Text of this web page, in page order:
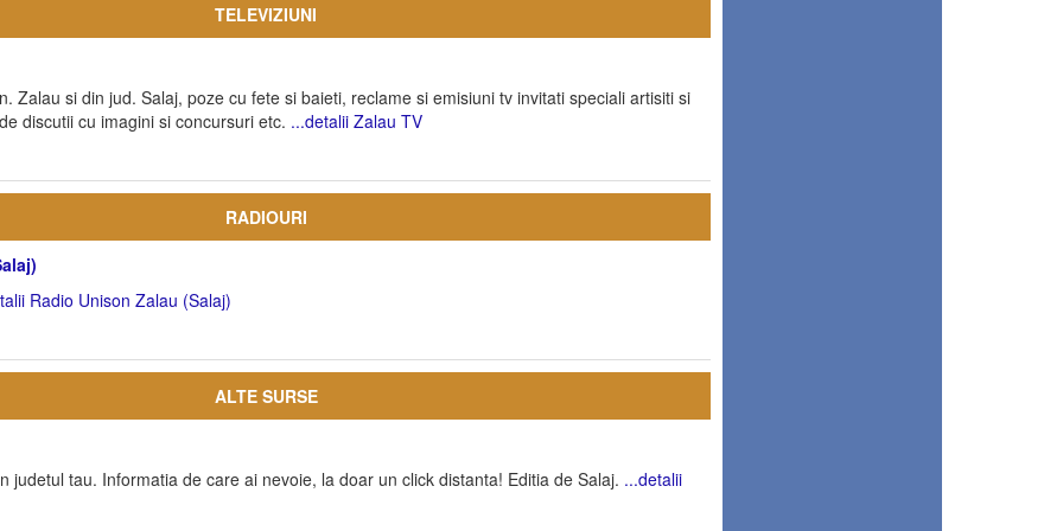
TELEVIZIUNI
Zalau si din jud. Salaj, poze cu fete si baieti, reclame si emisiuni tv invitati speciali artisiti si
discutii cu imagini si concursuri etc. ...detalii Zalau TV
RADIOURI
Radio Unison Zalau (Salaj)
ALTE SURSE
judetul tau. Informatia de care ai nevoie, la doar un click distanta! Editia de Salaj. ...detalii